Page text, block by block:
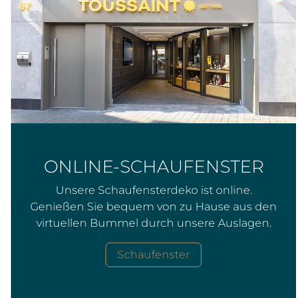
ONLINE-SCHAUFENSTER
Unsere Schaufensterdeko ist online.
Genießen Sie bequem von zu Hause aus den
virtuellen Bummel durch unsere Auslagen.
Schaufenster